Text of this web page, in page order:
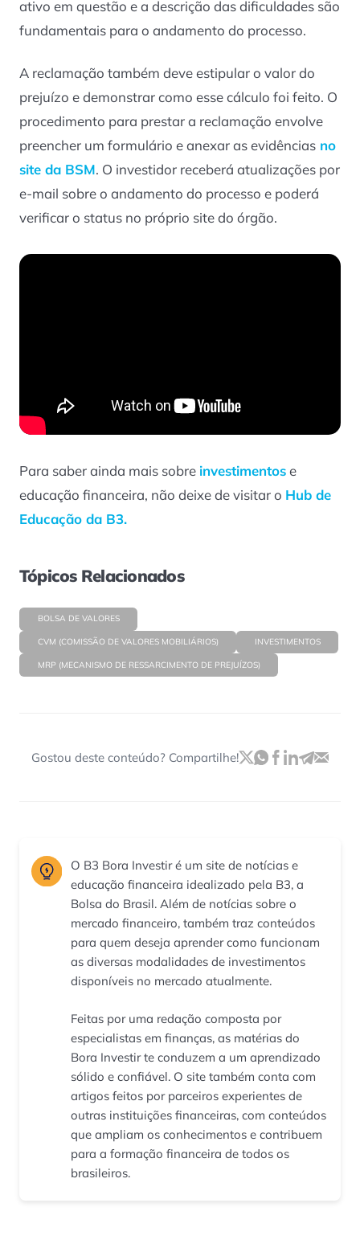
ativo em questão e a descrição das dificuldades são
fundamentais para o andamento do processo.
A reclamação também deve estipular o valor do
prejuízo e demonstrar como esse cálculo foi feito. O
procedimento para prestar a reclamação envolve
preencher um formulário e anexar as evidências no
site da BSM. O investidor receberá atualizações por
e-mail sobre o andamento do processo e poderá
verificar o status no próprio site do órgão.
Para saber ainda mais sobre investimentose
educação financeira, não deixe de visitar o Hub de
Educação da B3.
Tópicos Relacionados
BOLSA DE VALORES
CVM (COMISSÃO DE VALORES MOBILIÁRIOS) INVESTIMENTOS
MRP (MECANISMO DE RESSARCIMENTO DE PREJUÍZOS)
Gostou deste conteúdo? Compartilhe!
O B3 Bora Investir é um site de notícias e
educação financeira idealizado pela B3, a
Bolsa do Brasil. Além de notícias sobre o
mercado financeiro, também traz conteúdos
para quem deseja aprender como funcionam
as diversas modalidades de investimentos
disponíveis no mercado atualmente.
Feitas por uma redação composta por
especialistas em finanças, as matérias do
Bora Investir te conduzem a um aprendizado
sólido e confiável. O site também conta com
artigos feitos por parceiros experientes de
outras instituições financeiras, com conteúdos
que ampliam os conhecimentos e contribuem
para a formação financeira de todos os
brasileiros.